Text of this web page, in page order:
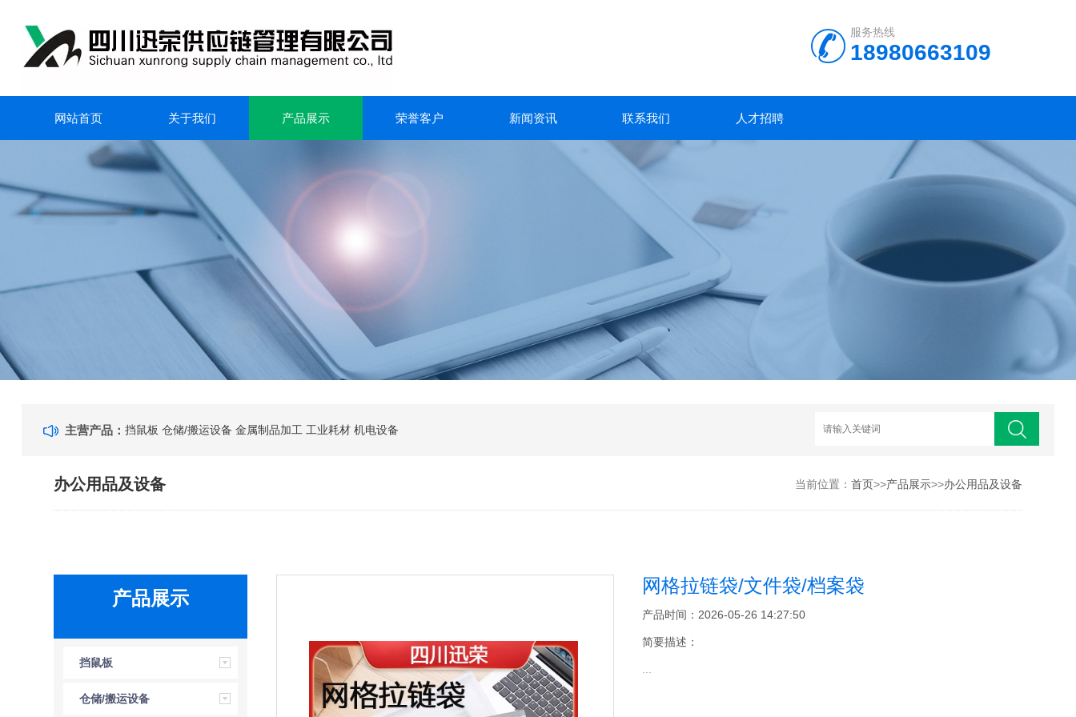
服务热线
18980663109
网站首页 关于我们 产品展示 荣誉客户 新闻资讯 联系我们 人才招聘
主营产品：挡鼠板 仓储/搬运设备 金属制品加工 工业耗材 机电设备
办公用品及设备 当前位置： 首页>>产品展示>>办公用品及设备
产品展示
挡鼠板
仓储/搬运设备
网格拉链袋/文件袋/档案袋
产品时间：2026-05-26 14:27:50
简要描述：